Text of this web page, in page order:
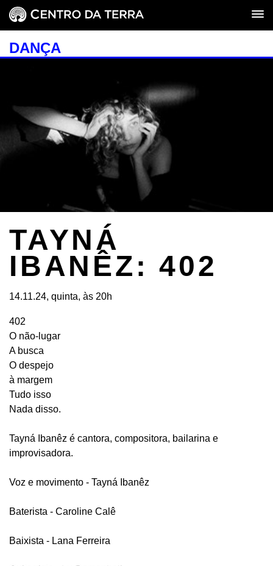
DANÇA
TAYNÁ
IBANÊZ: 402
14.11.24, quinta, às 20h
402
O não-lugar
A busca
O despejo
à margem
Tudo isso
Nada disso.
Tayná Ibanêz é cantora, compositora, bailarina e
improvisadora.
Voz e movimento - Tayná Ibanêz
Baterista - Caroline Calê
Baixista - Lana Ferreira